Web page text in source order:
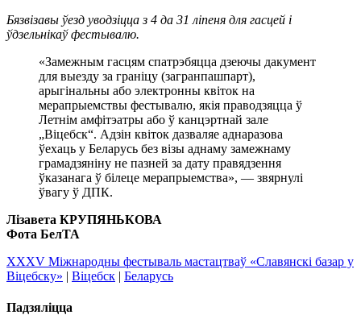
Бязвізавы ўезд уводзіцца з 4 да 31 ліпеня для гасцей і
ўдзельнікаў фестывалю.
«Замежным гасцям спатрэбяцца дзеючы дакумент
для выезду за граніцу (загранпашпарт),
арыгінальны або электронны квіток на
мерапрыемствы фестывалю, якія праводзяцца ў
Летнім амфітэатры або ў канцэртнай зале
„Віцебск“. Адзін квіток дазваляе аднаразова
ўехаць у Беларусь без візы аднаму замежнаму
грамадзяніну не пазней за дату правядзення
ўказанага ў білеце мерапрыемства», — звярнулі
ўвагу ў ДПК.
Лізавета КРУПЯНЬКОВА
Фота БелТА
XXXV Міжнародны фестываль мастацтваў «Славянскі базар у
Віцебску» | Віцебск | Беларусь
Падзяліцца